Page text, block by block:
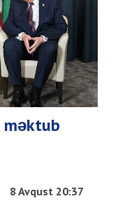
məktub
8 Avqust 20:37